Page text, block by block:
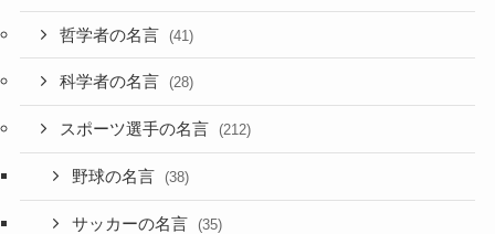
哲学者の名言 (41)
科学者の名言 (28)
スポーツ選手の名言 (212)
野球の名言 (38)
サッカーの名言 (35)